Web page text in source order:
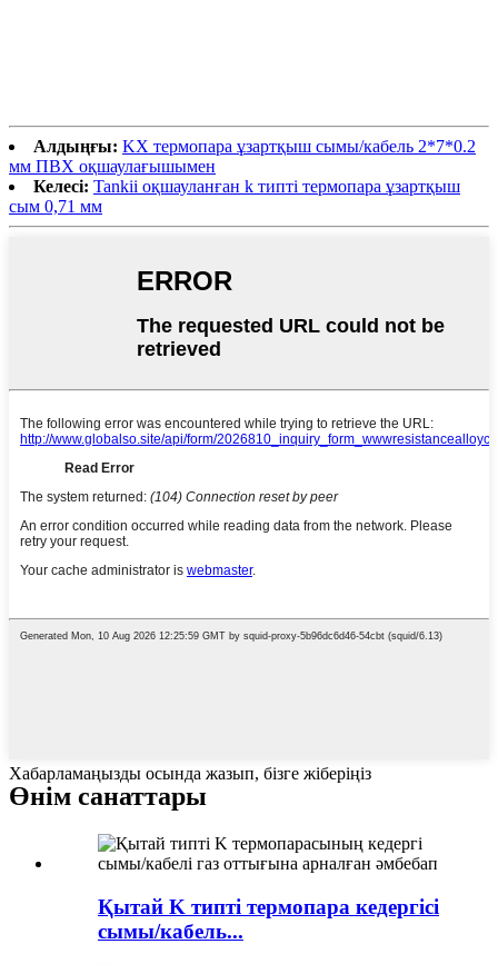
Алдыңғы: KX термопара ұзартқыш сымы/кабель 2*7*0.2
мм ПВХ оқшаулағышымен
Келесі: Tankii оқшауланған k типті термопара ұзартқыш
сым 0,71 мм
Хабарламаңызды осында жазып, бізге жіберіңіз
Өнім санаттары
Қытай K типті термопара кедергісі
сымы/кабель...